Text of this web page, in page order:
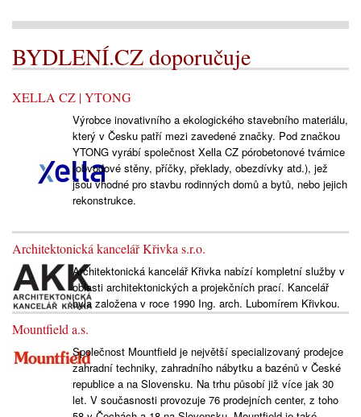
BYDLENÍ.CZ doporučuje
XELLA CZ | YTONG
Výrobce inovativního a ekologického stavebního materiálu,
který v Česku patří mezi zavedené značky. Pod značkou
YTONG vyrábí společnost Xella CZ pórobetonové tvárnice
(obvodové stěny, příčky, překlady, obezdívky atd.), jež
jsou vhodné pro stavbu rodinných domů a bytů, nebo jejich
rekonstrukce.
Architektonická kancelář Křivka s.r.o.
Architektonická kancelář Křivka nabízí kompletní služby v
oblasti architektonických a projekčních prací. Kancelář
byla založena v roce 1990 Ing. arch. Lubomírem Křivkou.
Mountfield a.s.
Společnost Mountfield je největší specializovaný prodejce
zahradní techniky, zahradního nábytku a bazénů v České
republice a na Slovensku. Na trhu působí již více jak 30
let. V současnosti provozuje 76 prodejních center, z toho